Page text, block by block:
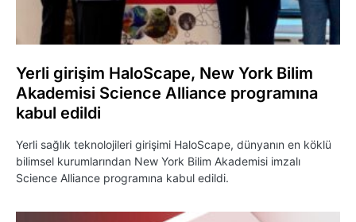
Yerli girişim HaloScape, New York Bilim
Akademisi Science Alliance programına
kabul edildi
Yerli sağlık teknolojileri girişimi HaloScape, dünyanın en köklü
bilimsel kurumlarından New York Bilim Akademisi imzalı
Science Alliance programına kabul edildi.